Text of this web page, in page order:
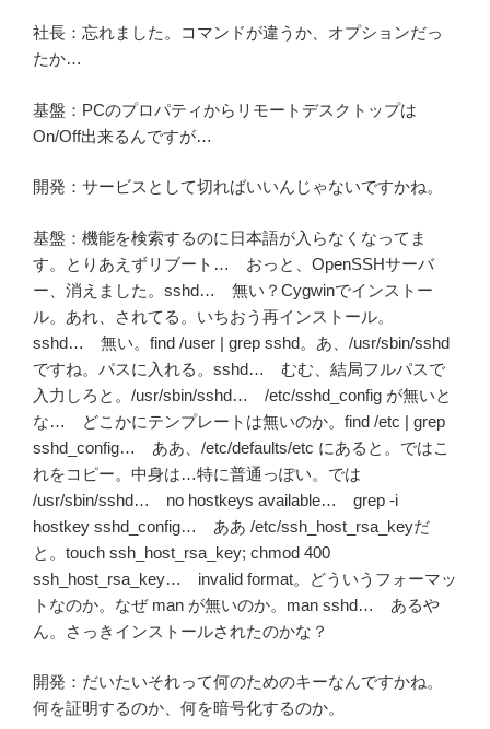
社長：忘れました。コマンドが違うか、オプションだっ
たか…
基盤：PCのプロパティからリモートデスクトップは
On/Off出来るんですが…
開発：サービスとして切ればいいんじゃないですかね。
基盤：機能を検索するのに日本語が入らなくなってま
す。とりあえずリブート… おっと、OpenSSHサーバ
ー、消えました。sshd… 無い？Cygwinでインストー
ル。あれ、されてる。いちおう再インストール。
sshd… 無い。find /user | grep sshd。あ、/usr/sbin/sshd
ですね。パスに入れる。sshd… むむ、結局フルパスで
入力しろと。/usr/sbin/sshd… /etc/sshd_config が無いと
な… どこかにテンプレートは無いのか。find /etc | grep
sshd_config… ああ、/etc/defaults/etc にあると。ではこ
れをコピー。中身は…特に普通っぽい。では
/usr/sbin/sshd… no hostkeys available… grep -i
hostkey sshd_config… ああ /etc/ssh_host_rsa_keyだ
と。touch ssh_host_rsa_key; chmod 400
ssh_host_rsa_key… invalid format。どういうフォーマッ
トなのか。なぜ man が無いのか。man sshd… あるや
ん。さっきインストールされたのかな？
開発：だいたいそれって何のためのキーなんですかね。
何を証明するのか、何を暗号化するのか。